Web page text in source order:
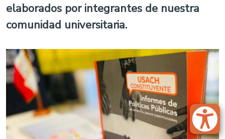
elaborados por integrantes de nuestra
comunidad universitaria.